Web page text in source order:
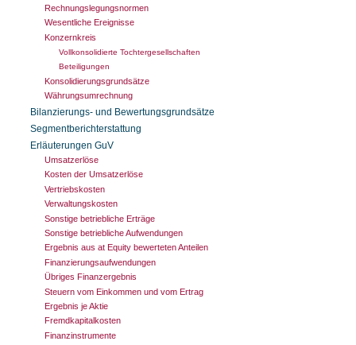
Rechnungslegungsnormen
Wesentliche Ereignisse
Konzernkreis
Vollkonsolidierte Tochtergesellschaften
Beteiligungen
Konsolidierungsgrundsätze
Währungsumrechnung
Bilanzierungs- und Bewertungsgrundsätze
Segmentberichterstattung
Erläuterungen GuV
Umsatzerlöse
Kosten der Umsatzerlöse
Vertriebskosten
Verwaltungskosten
Sonstige betriebliche Erträge
Sonstige betriebliche Aufwendungen
Ergebnis aus at Equity bewerteten Anteilen
Finanzierungs­aufwendungen
Übriges Finanzergebnis
Steuern vom Einkommen und vom Ertrag
Ergebnis je Aktie
Fremdkapitalkosten
Finanzinstrumente